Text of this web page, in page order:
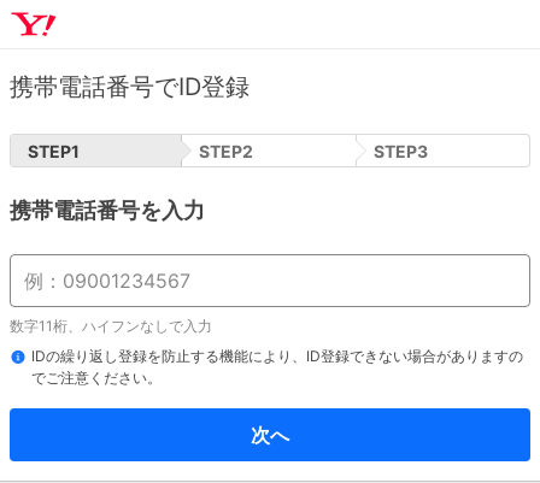
携帯電話番号でID登録
STEP1 STEP2 STEP3
携帯電話番号を入力
数字11桁、ハイフンなしで入力
IDの繰り返し登録を防止する機能により、ID登録できない場合がありますの
でご注意ください。
次へ